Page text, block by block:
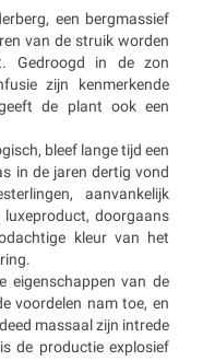
een bergmassief
van de struik worden
Gedroogd in de zon
zijn kenmerkende
de plant ook een
bleef lange tijd een
in de jaren dertig vond
aanvankelijk
doorgaans
kleur van het
eigenschappen van de
voordelen nam toe, en
deed massaal zijn intrede
de productie explosief